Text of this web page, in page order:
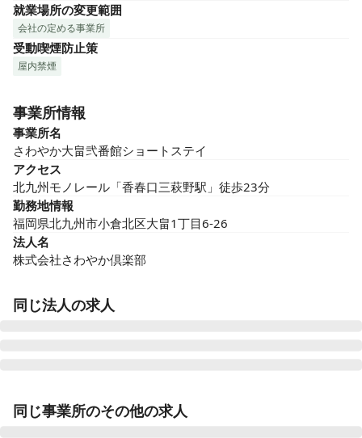
就業場所の変更範囲
会社の定める事業所
受動喫煙防止策
屋内禁煙
事業所情報
事業所名
さわやか大畠弐番館ショートステイ
アクセス
北九州モノレール「香春口三萩野駅」徒歩23分
勤務地情報
福岡県北九州市小倉北区大畠1丁目6-26
法人名
株式会社さわやか倶楽部
同じ法人の求人
福岡県北九州市門司区大字畑1543番1号
同じ事業所のその他の求人